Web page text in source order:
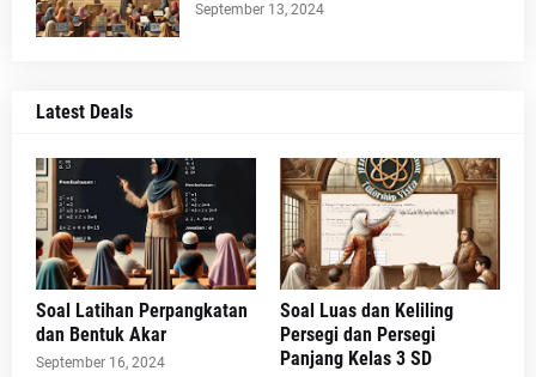
September 13, 2024
Latest Deals
Soal Latihan Perpangkatan
dan Bentuk Akar
September 16, 2024
Soal Luas dan Keliling
Persegi dan Persegi
Panjang Kelas 3 SD